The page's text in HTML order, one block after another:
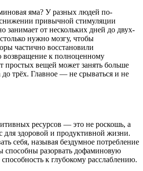
яма? У разных людей по-
привычной стимуляции
занимает от нескольких дней до двух-
нужно мозгу, чтобы
частично восстановили
возвращение к полноценному
простых вещей может занять больше
трёх. Главное — не срываться и не
ресурсов — это не роскошь, а
для здоровой и продуктивной жизни.
себя, называя бездумное потребление
способны разорвать дофаминовую
к глубокому расслаблению.